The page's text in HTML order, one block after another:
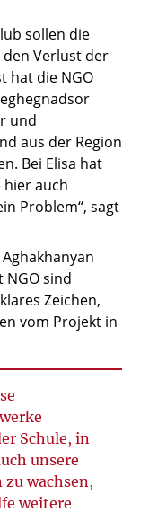
sollen die
Verlust der
hat die NGO
und
aus der Region
Bei Elisa hat
hier auch
Problem“, sagt
sind
Zeichen,
vom Projekt in
Schule, in
unsere
wachsen,
weitere